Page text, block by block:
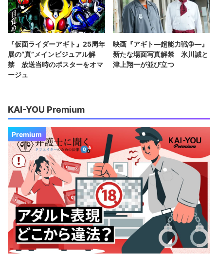
『仮面ライダーアギト』25周年
展の“真”メインビジュアル解
禁 放送当時のポスターをオマ
ージュ
映画『アギト―超能力戦争―』
新たな場面写真解禁 氷川誠と
津上翔一が並び立つ
KAI-YOU Premium
Premium